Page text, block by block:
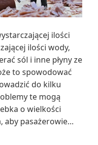
ilości
ilości wody,
sól i inne płyny ze
to spowodować
do kilku
te mogą
o wielkości
aby pasażerowie…